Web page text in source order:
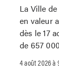
La Ville
en valeur
dès le 17
de 657
4 août 2026 à